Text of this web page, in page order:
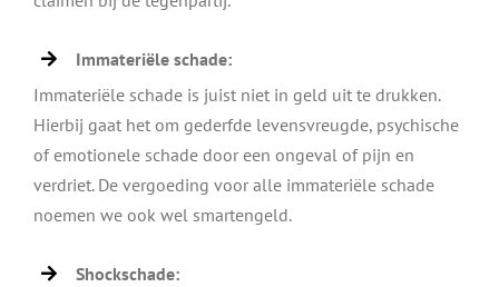
Immateriële schade:
Immateriële schade is juist niet in geld uit te drukken.
Hierbij gaat het om gederfde levensvreugde, psychische
of emotionele schade door een ongeval of pijn en
verdriet. De vergoeding voor alle immateriële schade
noemen we ook wel smartengeld.
Shockschade: